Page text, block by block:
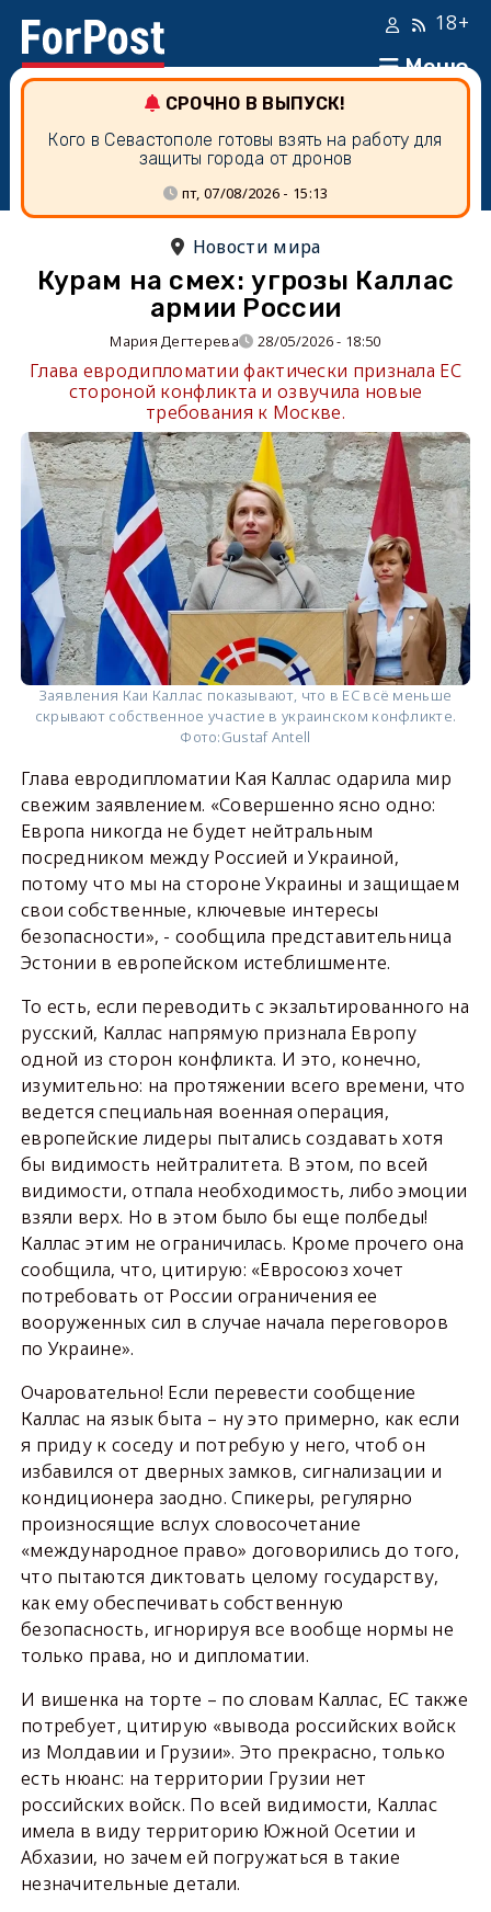
Меню
18+
СРОЧНО В ВЫПУСК!
Кого в Севастополе готовы взять на работу для
защиты города от дронов
пт, 07/08/2026 - 15:13
Новости мира
Курам на смех: угрозы Каллас
армии России
Мария Дегтерева 28/05/2026 - 18:50
Глава евродипломатии фактически признала ЕС
стороной конфликта и озвучила новые
требования к Москве.
Заявления Каи Каллас показывают, что в ЕС всё меньше
скрывают собственное участие в украинском конфликте.
Фото:Gustaf Antell
Глава евродипломатии Кая Каллас одарила мир
свежим заявлением. «Совершенно ясно одно:
Европа никогда не будет нейтральным
посредником между Россией и Украиной,
потому что мы на стороне Украины и защищаем
свои собственные, ключевые интересы
безопасности», - сообщила представительница
Эстонии в европейском истеблишменте.
То есть, если переводить с экзальтированного на
русский, Каллас напрямую признала Европу
одной из сторон конфликта. И это, конечно,
изумительно: на протяжении всего времени, что
ведется специальная военная операция,
европейские лидеры пытались создавать хотя
бы видимость нейтралитета. В этом, по всей
видимости, отпала необходимость, либо эмоции
взяли верх. Но в этом было бы еще полбеды!
Каллас этим не ограничилась. Кроме прочего она
сообщила, что, цитирую: «Евросоюз хочет
потребовать от России ограничения ее
вооруженных сил в случае начала переговоров
по Украине».
Очаровательно! Если перевести сообщение
Каллас на язык быта – ну это примерно, как если
я приду к соседу и потребую у него, чтоб он
избавился от дверных замков, сигнализации и
кондиционера заодно. Спикеры, регулярно
произносящие вслух словосочетание
«международное право» договорились до того,
что пытаются диктовать целому государству,
как ему обеспечивать собственную
безопасность, игнорируя все вообще нормы не
только права, но и дипломатии.
И вишенка на торте – по словам Каллас, ЕС также
потребует, цитирую «вывода российских войск
из Молдавии и Грузии». Это прекрасно, только
есть нюанс: на территории Грузии нет
российских войск. По всей видимости, Каллас
имела в виду территорию Южной Осетии и
Абхазии, но зачем ей погружаться в такие
незначительные детали.